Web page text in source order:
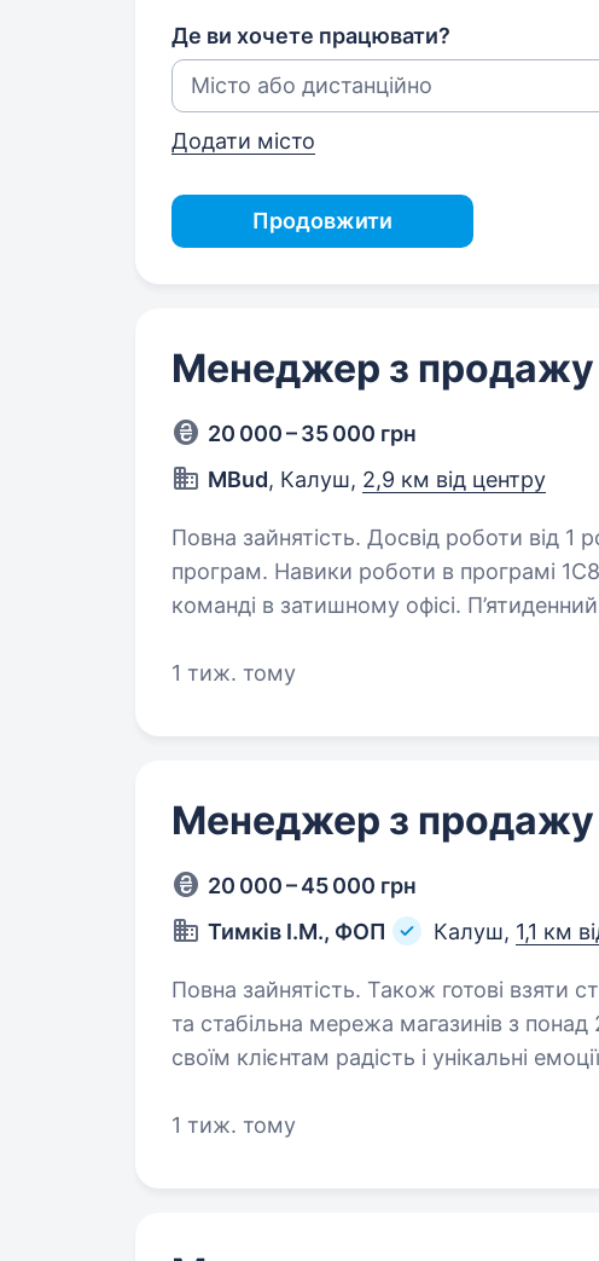
Де ви хочете працювати?
Додати місто
Продовжити
Менеджер з продажу
20 000 – 35 000 грн
MBud, Калуш, 2,9 км від центру
Повна зайнятість. Досвід роботи від 1 року. Вимоги: Знання
програм. Навики роботи в програмі 1С8. Умови роботи: Робота у дружній
команді в затишному офісі. П’ятиденний робочий тиждень. Графік роботи
1 тиж. тому
Менеджер з продажу
20 000 – 45 000 грн
Тимків І.М., ФОП
Калуш, 1,1 км
Повна зайнятість. Також готові взяти студента. Привіт! Ми —
та стабільна мережа магазинів з
своїм клієнтам радість і унікальні
1 тиж. тому